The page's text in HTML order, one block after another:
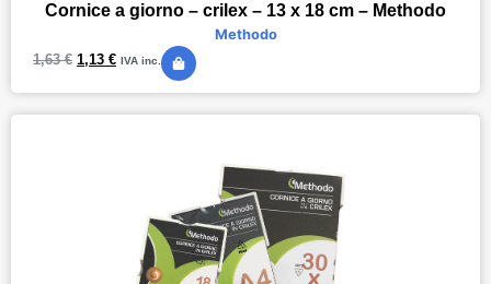
Cornice a giorno – crilex – 13 x 18 cm – Methodo
Methodo
1,63€ 1,13 € IVA inc.